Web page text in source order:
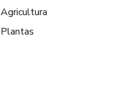
Agricultura
Plantas